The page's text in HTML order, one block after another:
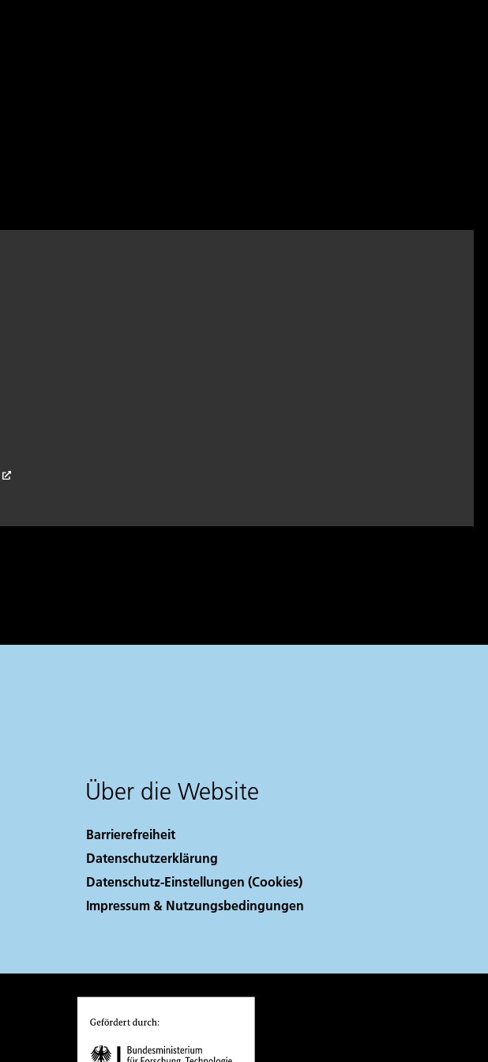
Über die Website
Barrierefreiheit
Datenschutzerklärung
Datenschutz-Einstellungen (Cookies)
Impressum & Nutzungsbedingungen